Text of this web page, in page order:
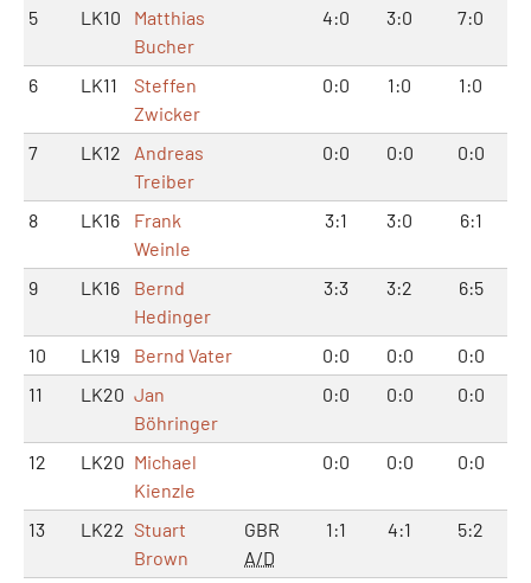
5 LK10
Matthias
Bucher
4:0 3:0 7:0
6 LK11
Steffen
Zwicker
0:0 1:0 1:0
7 LK12
Andreas
Treiber
0:0 0:0 0:0
8 LK16
Frank
Weinle
3:1 3:0 6:1
9 LK16
Bernd
Hedinger
3:3 3:2 6:5
10 LK19 Bernd Vater 0:0 0:0
0:0
11
LK20 Jan
Böhringer
0:0 0:0 0:0
12 LK20 Michael
Kienzle
0:0 0:0 0:0
13 LK22 Stuart
Brown
GBR
A/D
1:1 4:1 5:2